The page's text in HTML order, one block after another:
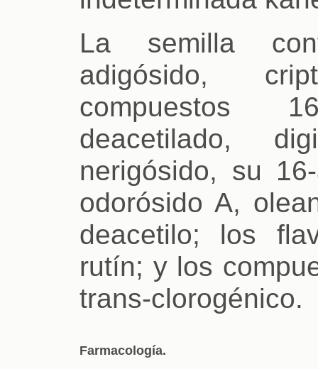
La semilla
adigósido,
compuestos
deacetilado,
nerigósido, su
odorósido A,
deacetilo; los
rutín; y los
trans-clorogénico.
Farmacología.